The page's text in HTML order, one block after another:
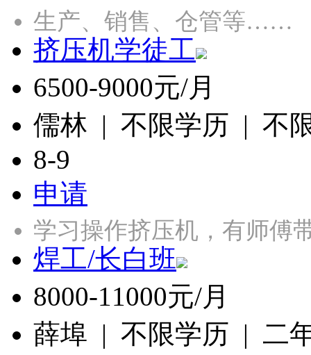
生产、销售、仓管等……
挤压机学徒工
6500-9000元/月
儒林 | 不限学历 | 不
8-9
申请
学习操作挤压机，有师
焊工/长白班
8000-11000元/月
薛埠 | 不限学历 | 二